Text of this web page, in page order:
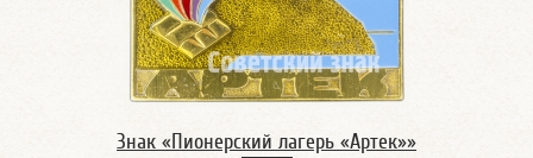
Знак «Пионерский лагерь «Артек»»